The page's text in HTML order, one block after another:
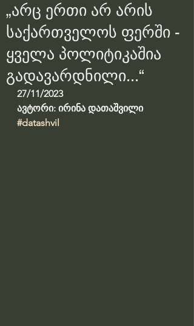
„არც ერთი არ არის
საქართველოს ფერში -
ყველა პოლიტიკაშია
გადავარდნილი...“
27/11/2023
ავტორი: ირინა დათაშვილი
#datashvil